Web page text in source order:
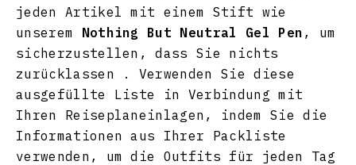
jeden Artikel mit einem Stift wie
unserem Nothing But Neutral Gel Pen , um
sicherzustellen, dass Sie nichts
zurücklassen
. Verwenden Sie diese
ausgefüllte Liste in Verbindung mit
Ihren Reiseplaneinlagen, indem Sie die
Informationen aus Ihrer Packliste
verwenden, um die Outfits für jeden Tag